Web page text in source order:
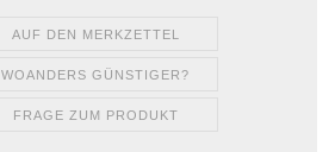
AUF DEN MERKZETTEL
WOANDERS GÜNSTIGER?
FRAGE ZUM PRODUKT